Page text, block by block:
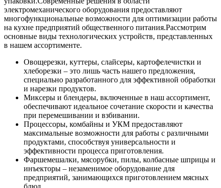
электромеханического оборудования предоставляют
многофункциональные возможности для оптимизации работы
на кухне предприятий общественного питания.Рассмотрим
основные виды технологических устройств, представленных
в нашем ассортименте.
Овощерезки, куттеры, слайсеры, картофелечистки и
хлеборезки – это лишь часть нашего предложения,
специально разработанного для эффективной обработки
и нарезки продуктов.
Миксеры и блендеры, включенные в наш ассортимент,
обеспечивают идеальное сочетание скорости и качества
при перемешивании и взбивании.
Процессоры, комбайны и УКМ предоставляют
максимальные возможности для работы с различными
продуктами, способствуя универсальности и
эффективности процесса приготовления.
Фаршемешалки, мясорубки, пилы, колбасные шприцы и
инъекторы – незаменимое оборудование для
предприятий, занимающихся приготовлением мясных
блюд.